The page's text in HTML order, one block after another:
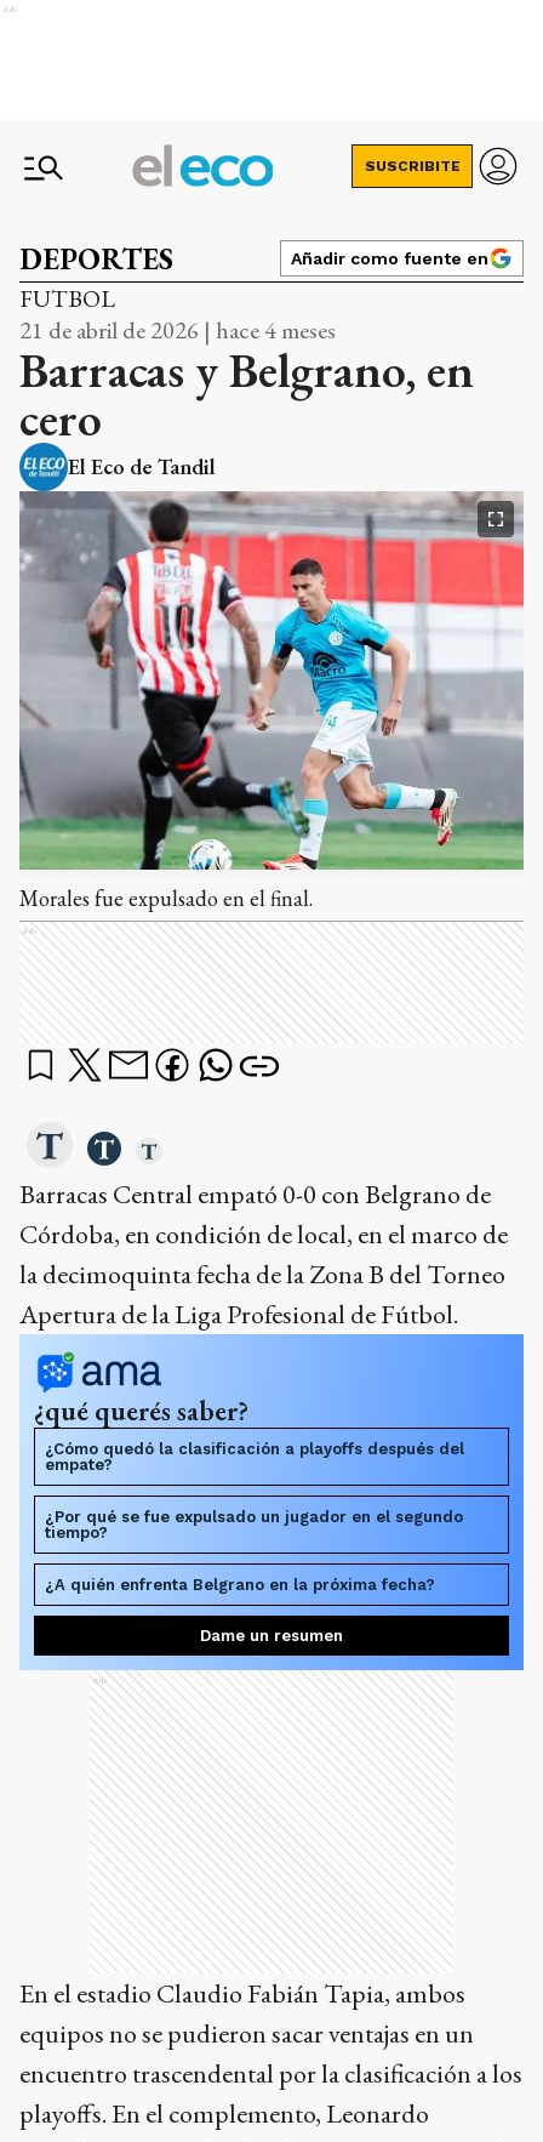
Ads
SUSCRIBITE
DEPORTES Añadir como fuente en
FUTBOL
21 de abril de 2026 | hace 4 meses
Barracas y Belgrano, en
cero
El Eco de Tandil
Morales fue expulsado en el final.
Ads
Barracas Central empató 0-0 con Belgrano de
Córdoba, en condición de local, en el marco de
la decimoquinta fecha de la Zona B del Torneo
Apertura de la Liga Profesional de Fútbol.
¿qué querés saber?
¿Cómo quedó la clasificación a playoffs después del
empate?
¿Por qué se fue expulsado un jugador en el segundo
tiempo?
¿A quién enfrenta Belgrano en la próxima fecha?
Dame un resumen
Ads
En el estadio Claudio Fabián Tapia, ambos
equipos no se pudieron sacar ventajas en un
encuentro trascendental por la clasificación a los
playoffs. En el complemento, Leonardo